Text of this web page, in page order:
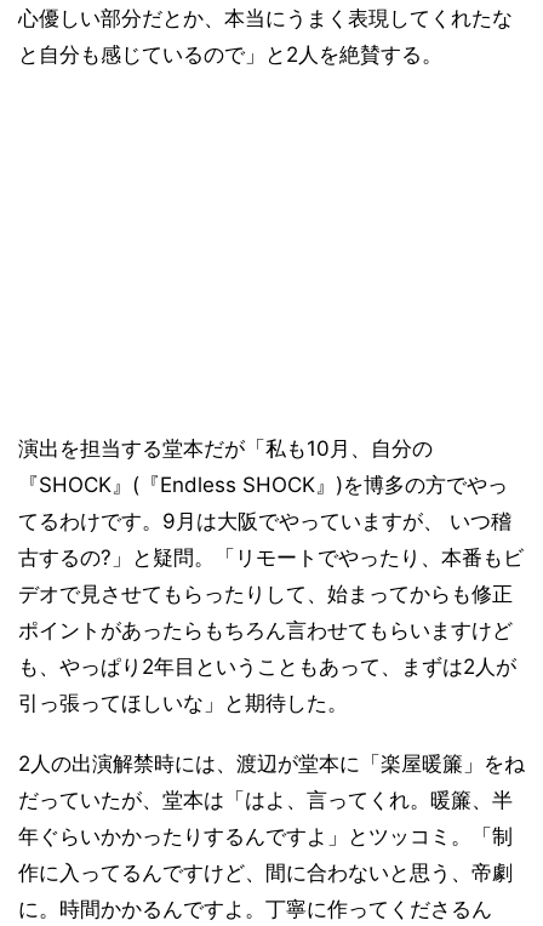
心優しい部分だとか、本当にうまく表現してくれたな
と自分も感じているので」と2人を絶賛する。
演出を担当する堂本だが「私も10月、自分の
『SHOCK』(『Endless SHOCK』)を博多の方でやっ
てるわけです。9月は大阪でやっていますが、 いつ稽
古するの?」と疑問。「リモートでやったり、本番もビ
デオで見させてもらったりして、始まってからも修正
ポイントがあったらもちろん言わせてもらいますけど
も、やっぱり2年目ということもあって、まずは2人が
引っ張ってほしいな」と期待した。
2人の出演解禁時には、渡辺が堂本に「楽屋暖簾」をね
だっていたが、堂本は「はよ、言ってくれ。暖簾、半
年ぐらいかかったりするんですよ」とツッコミ。「制
作に入ってるんですけど、間に合わないと思う、帝劇
に。時間かかるんですよ。丁寧に作ってくださるん